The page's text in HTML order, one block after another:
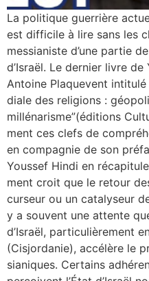
La poli­tique guer­rière
est dif­fi­cile à lire sans les
mes­sia­niste d’une par­tie
d’Israël. Le der­nier livre
Antoine Plaquevent
diale des reli­gions :
millénarisme”(éditions
ment ces clefs de
en com­pa­gnie de son
Youssef Hindi en
ment croit que le retour
cur­seur ou un cata­ly­seur
y a sou­vent une attente
d’Israël, par­ti­cu­liè­re­ment
(Cisjordanie), accé­lère le
sia­niques. Certains